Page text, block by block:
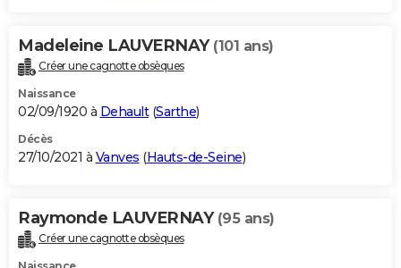
Bricolage
Lifestyle
Culture
Sport
Auto
Television
Voyage
Cinema
Madeleine LAUVERNAY (101 ans)
Créer une cagnotte obsèques
Naissance
02/09/1920 à Dehault(Sarthe)
Décès
27/10/2021 à Vanves (Hauts-de-Seine)
Raymonde LAUVERNAY (95 ans)
Créer une cagnotte obsèques